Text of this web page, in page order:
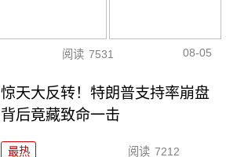
阅读 7531 08-05
惊天大反转！特朗普支持率崩盘
背后竟藏致命一击
最热 阅读 7212